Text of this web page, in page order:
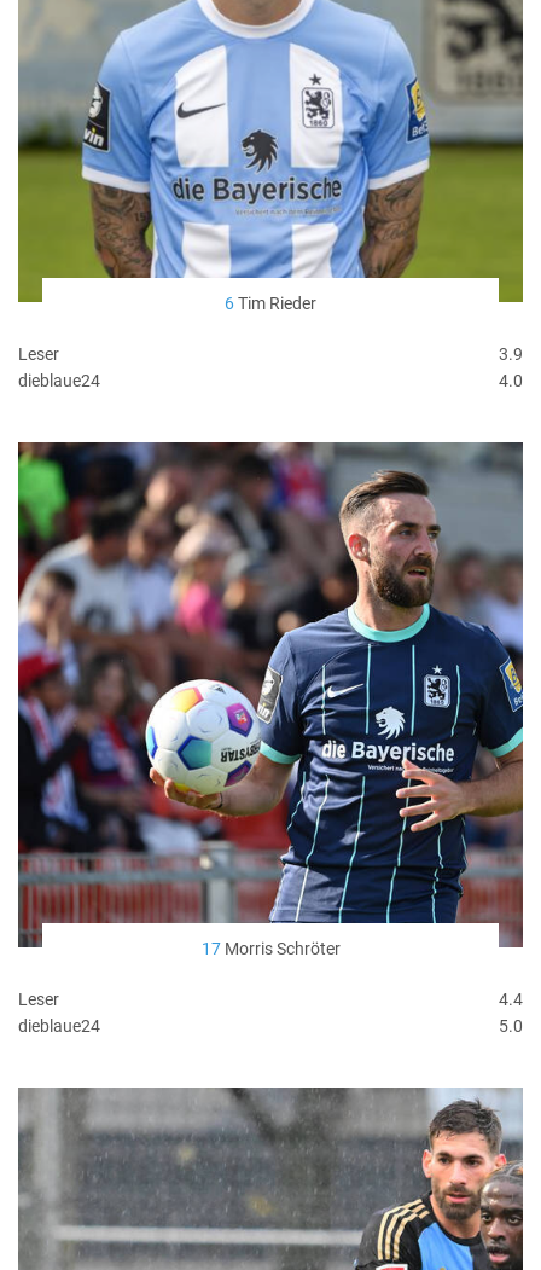
6Tim Rieder
Leser
3.9
dieblaue24
4.0
17Morris Schröter
Leser
4.4
dieblaue24
5.0